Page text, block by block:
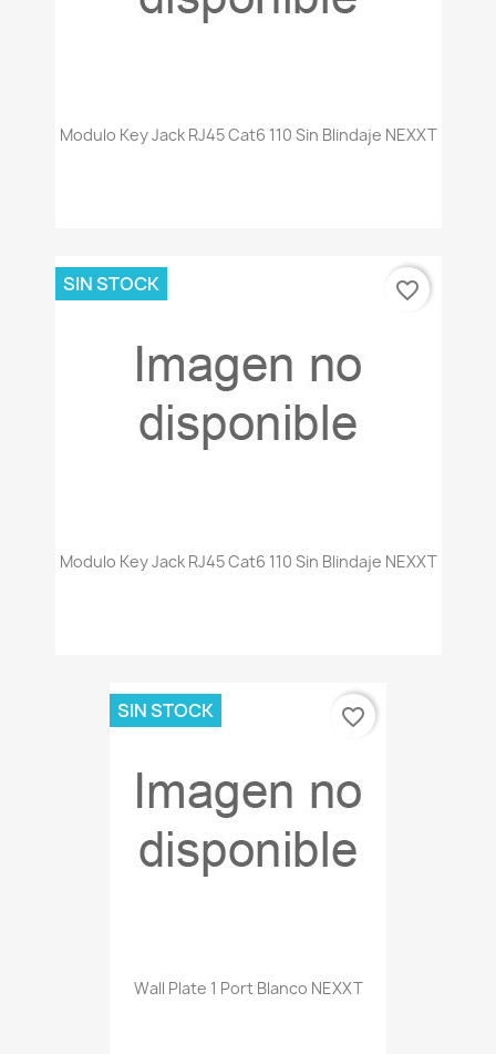
Modulo Key Jack RJ45 Cat6 110 Sin Blindaje NEXXT
Modulo Key Jack RJ45 Cat6 110 Sin Blindaje NEXXT
SIN STOCK favorite_border
Wall Plate 1 Port Blanco NEXXT
SIN STOCK favorite_border